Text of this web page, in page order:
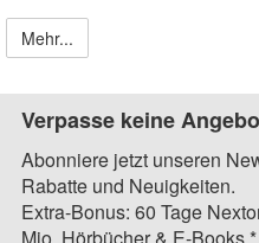
Mehr...
Verpasse keine
Abonniere jetzt unseren
Rabatte und Neuigkeiten.
Extra-Bonus: 60 Tage
Mio. Hörbücher & E-Books.*